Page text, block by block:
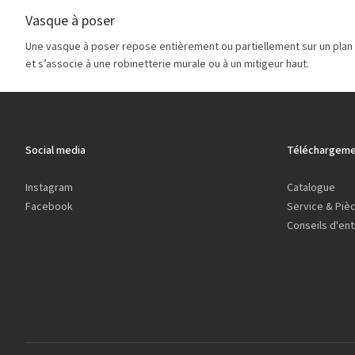
Vasque à poser
Une vasque à poser repose entièrement ou partiellement sur un
et s’associe à une robinetterie murale ou à un mitigeur haut.
Social media
Instagram
Facebook
Catalogue
Service &
Conseils